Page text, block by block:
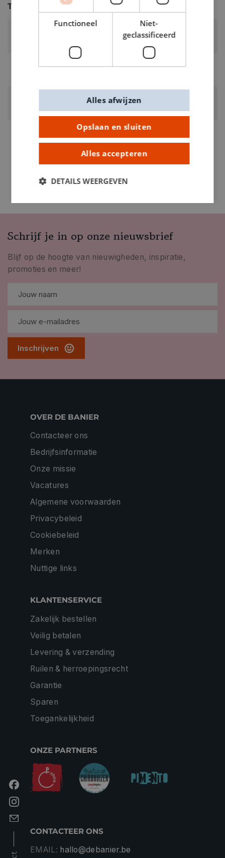
Technische specificaties
Schrijf je in op onze nieuwsbrief
Blijf op de hoogte van nieuwigheden, inspiratie,
promoties en meer!
Inschrijven
OVER DE BANIER
Contacteer ons
Bedrijfsinformatie
Onze missie
Vacatures
Algemene voorwaarden
Privacybeleid
Cookiebeleid
Merken
Nuttige links
KLANTENSERVICE
Zakelijk bestellen
Veilig betalen
Levering & verzending
Ruilen & herroepingsrecht
Garantie
Sparen
Toegankelijkheid
ONZE PARTNERS
CONTACTEER ONS
EMAIL: hallo@debanier.be
Functioneel
Niet-
geclassificeerd
Opslaan en sluiten
Alles accepteren
Alles afwijzen
DETAILS WEERGEVEN